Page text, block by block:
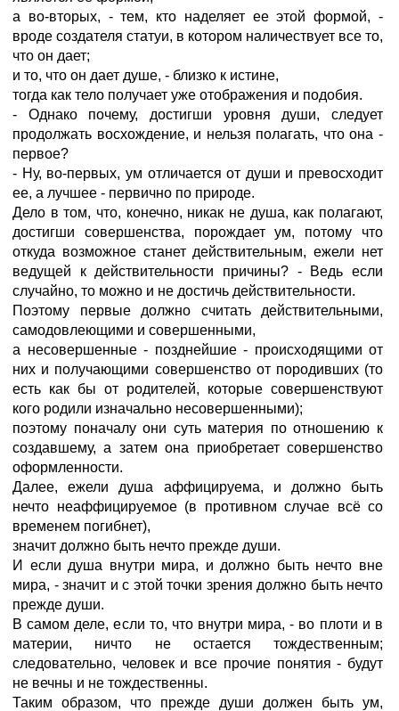
а во-вторых, - тем, кто наделяет ее этой формой, -
вроде создателя статуи, в котором наличествует все то,
что он дает;
и то, что он дает душе, - близко к истине,
тогда как тело получает уже отображения и подобия.
- Однако почему, достигши уровня души, следует
продолжать восхождение, и нельзя полагать, что она -
первое?
- Ну, во-первых, ум отличается от души и превосходит
ее, а лучшее - первично по природе.
Дело в том, что, конечно, никак не душа, как полагают,
достигши совершенства, порождает ум, потому что
откуда возможное станет действительным, ежели нет
ведущей к действительности причины? - Ведь если
случайно, то можно и не достичь действительности.
Поэтому первые должно считать действительными,
самодовлеющими и совершенными,
а несовершенные - позднейшие - происходящими от
них и получающими совершенство от породивших (то
есть как бы от родителей, которые совершенствуют
кого родили изначально несовершенными);
поэтому поначалу они суть материя по отношению к
создавшему, а затем она приобретает совершенство
оформленности.
Далее, ежели душа аффицируема, и должно быть
нечто неаффицируемое (в противном случае всё со
временем погибнет),
значит должно быть нечто прежде души.
И если душа внутри мира, и должно быть нечто вне
мира, - значит и с этой точки зрения должно быть нечто
прежде души.
В самом деле, если то, что внутри мира, - во плоти и в
материи, ничто не остается тождественным;
следовательно, человек и все прочие понятия - будут
не вечны и не тождественны.
Таким образом, что прежде души должен быть ум,